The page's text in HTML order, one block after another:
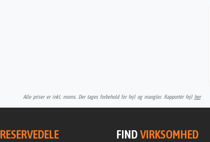
Alle priser er inkl. moms. Der tages forbehold for fejl og mangler. Rapportér fejl her
RESERVEDELE FINDVIRKSOMHED